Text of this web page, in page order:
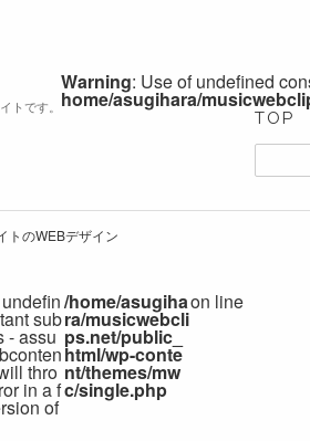
トです。
Warning: Use of undefined
home/asugihara/
TOP
トのWEBデザイン
sub
- assu
thro
in a f
of
/home/asugiha
ra/musicwebcli
ps.net/public_
html/wp-conte
nt/themes/mw
c/single.php
on line